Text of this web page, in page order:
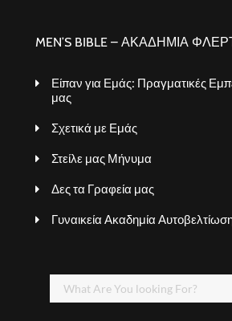
MEN’S BIBLE – ΑΚΑΔΗΜΙΑ
Είπαν για Εμάς: Πραγματικές
μας
Σχετικά με Εμάς
Στείλε μας Μήνυμα
Δες τα Γραφεία μας
Γυναικεία Ακαδημία